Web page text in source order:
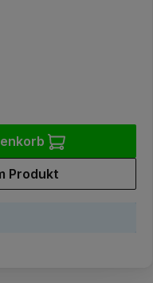
Produkt